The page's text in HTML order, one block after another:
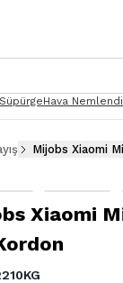
Hava
Xiaomi